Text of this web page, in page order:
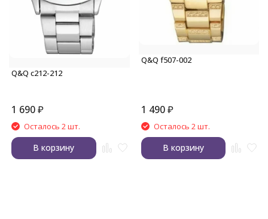
Q&Q c212-212
1 690₽
Осталось 2 шт.
В корзину
Q&Q f507-002
1 490 ₽
Осталось 2 шт.
В корзину